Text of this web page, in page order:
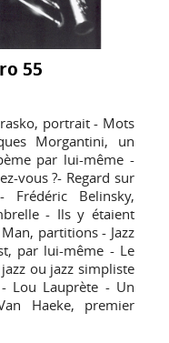
55
portrait - Mots
Morgantini, un
par lui-même -
vous ?- Regard sur
Belinsky,
- Ils y étaient
partitions - Jazz
par lui-même - Le
ou jazz simpliste
Lou Lauprète - Un
Haeke, premier